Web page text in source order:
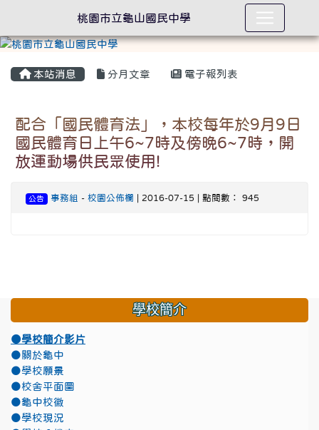
本站消息 分月文章 電子報列表
配合「國民體育法」，本校每年於9月9日
國民體育日上午6~7時及傍晚6~7時，開
放運動場供民眾使用!
公告 事務組 - 校園公佈欄 | 2016-07-15 | 點閱數： 945
學校簡介
●學校簡介影片
●關於龜中
●學校願景
●校舍平面圖
●龜中校徽
●學校現況
桃園市立龜山國民中學